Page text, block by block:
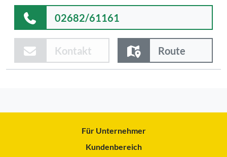
02682/61161
Kontakt Route
Für Unternehmer
Kundenbereich